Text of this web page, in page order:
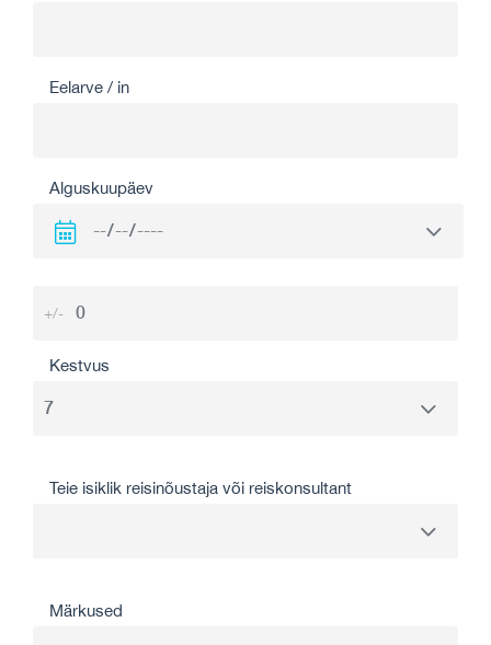
Eelarve / in
Alguskuupäev
+/-
Kestvus
Teie isiklik reisinõustaja või reiskonsultant
Märkused